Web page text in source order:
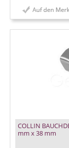
COLLIN
mm x 38 mm